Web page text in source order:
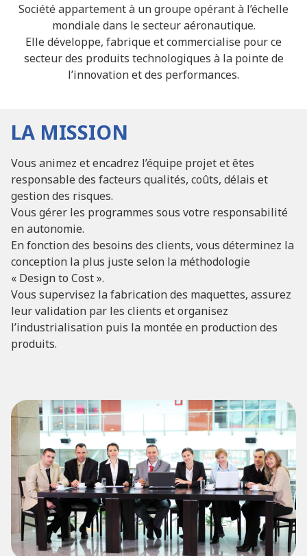
Société appartement à un groupe opérant à l’échelle
mondiale dans le secteur aéronautique.
Elle développe, fabrique et commercialise pour ce
secteur des produits technologiques à la pointe de
l’innovation et des performances.
LA MISSION
Vous animez et encadrez l’équipe projet et êtes
responsable des facteurs qualités, coûts, délais et
gestion des risques.
Vous gérer les programmes sous votre responsabilité
en autonomie.
En fonction des besoins des clients, vous déterminez la
conception la plus juste selon la méthodologie
« Design to Cost ».
Vous supervisez la fabrication des maquettes, assurez
leur validation par les clients et organisez
l’industrialisation puis la montée en production des
produits.